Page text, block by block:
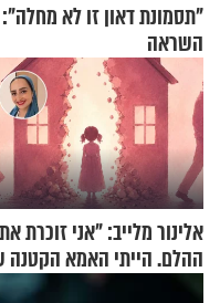
"תסמונת דאון זו לא מחלה":
השראה
אלינור מלייב: "אני זוכרת את
ההלם. הייתי האמא הקטנה